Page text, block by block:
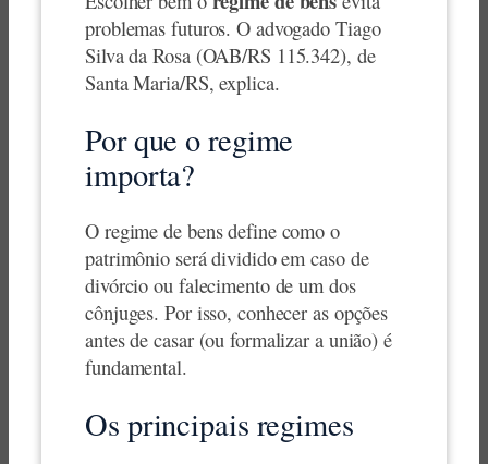
problemas futuros. O advogado Tiago
Silva da Rosa (OAB/RS 115.342), de
Santa Maria/RS, explica.
Por que o regime
importa?
O regime de bens define como o
patrimônio será dividido em caso de
divórcio ou falecimento de um dos
cônjuges. Por isso, conhecer as opções
antes de casar (ou formalizar a união) é
fundamental.
Os principais regimes